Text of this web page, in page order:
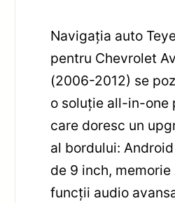
Navigația auto
pentru Chevrolet
(2006-2012) se
o soluție all-in-one
care doresc un
al bordului: Android
de 9 inch, memorie
funcții audio